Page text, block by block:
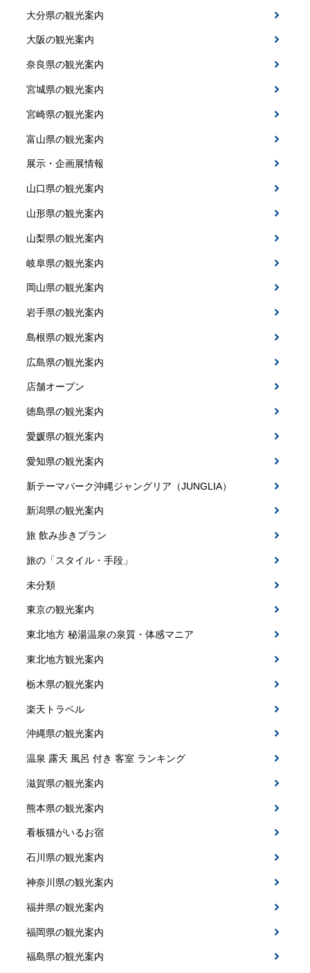
大分県の観光案内
大阪の観光案内
奈良県の観光案内
宮城県の観光案内
宮崎県の観光案内
富山県の観光案内
展示・企画展情報
山口県の観光案内
山形県の観光案内
山梨県の観光案内
岐阜県の観光案内
岡山県の観光案内
岩手県の観光案内
島根県の観光案内
広島県の観光案内
店舗オープン
徳島県の観光案内
愛媛県の観光案内
愛知県の観光案内
新テーマパーク沖縄ジャングリア（JUNGLIA）
新潟県の観光案内
旅 飲み歩きプラン
旅の「スタイル・手段」
未分類
東京の観光案内
東北地方 秘湯温泉の泉質・体感マニア
東北地方観光案内
栃木県の観光案内
楽天トラベル
沖縄県の観光案内
温泉 露天 風呂 付き 客室 ランキング
滋賀県の観光案内
熊本県の観光案内
看板猫がいるお宿
石川県の観光案内
神奈川県の観光案内
福井県の観光案内
福岡県の観光案内
福島県の観光案内